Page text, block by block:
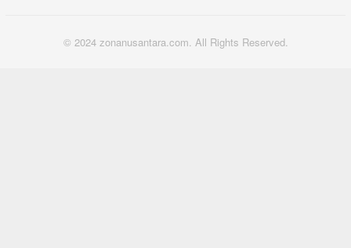
© 2024 zonanusantara.com. All Rights Reserved.